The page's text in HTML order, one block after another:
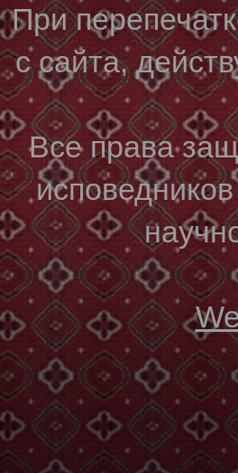
При
с сайта,
Все права